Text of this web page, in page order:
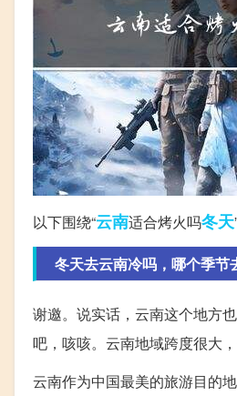
以下围绕“云南适合烤火吗冬天
冬天去云南冷吗，哪个季节
谢邀。说实话，云南这个地方
吧，咳咳。云南地域跨度很大，
云南作为中国最美的旅游目的